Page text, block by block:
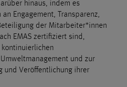
hinaus, indem es
Engagement, Transparenz,
der Mitarbeiter*innen
EMAS zertifiziert sind,
und zur
und Veröffentlichung ihrer